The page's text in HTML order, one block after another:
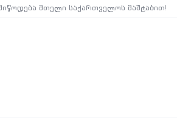
მთელი საქართველოს მაშტაბით!